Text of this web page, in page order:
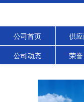
公司首页 供
公司动态 荣